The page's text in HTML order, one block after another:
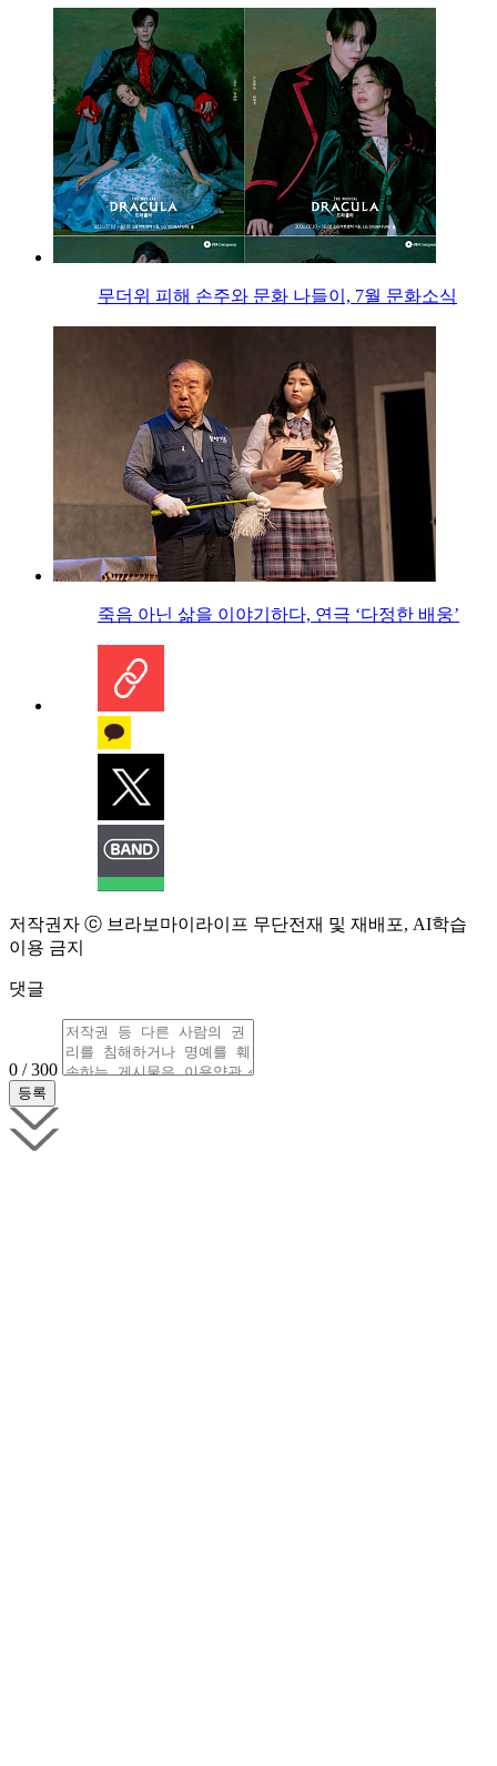
무더위 피해 손주와 문화 나들이, 7월 문화소식
죽음 아닌 삶을 이야기하다, 연극 ‘다정한 배웅’
저작권자 ⓒ 브라보마이라이프 무단전재 및 재배포, AI학습
이용 금지
댓글
0 / 300